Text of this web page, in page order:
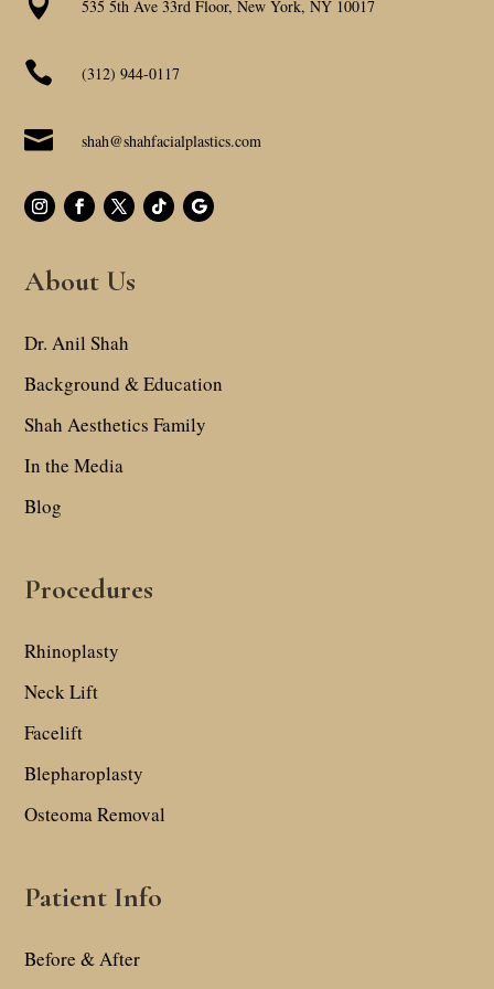
 535 5th Ave 33rd Floor, New York, NY 10017
 (312) 944-0117
 shah@shahfacialplastics.com
About Us
Dr. Anil Shah
Background & Education
Shah Aesthetics Family
In the Media
Blog
Procedures
Rhinoplasty
Neck Lift
Facelift
Blepharoplasty
Osteoma Removal
Patient Info
Before & After